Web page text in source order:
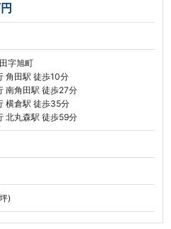
字旭町
角田駅 徒歩10分
南角田駅 徒歩27分
横倉駅 徒歩35分
北丸森駅 徒歩59分
)